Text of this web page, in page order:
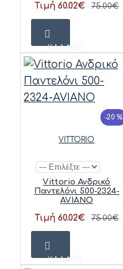
Τιμή 60.02€ 75.00€
ΚΑΛΆΘΙ
-20 %
VITTORIO
Vittorio Ανδρικό
Παντελόνι 500-2324-
AVIANO
Τιμή 60.02€ 75.00€
ΚΑΛΆΘΙ